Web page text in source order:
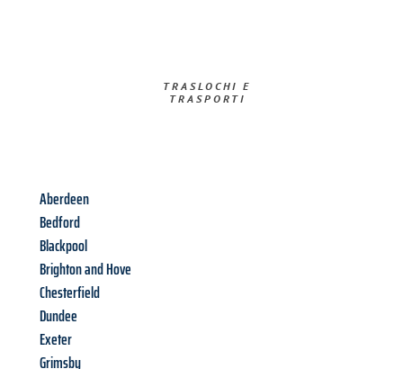
TRASLOCHI E
TRASPORTI​
Aberdeen
Bedford
Blackpool
Brighton and Hove
Chesterfield
Dundee
Exeter
Grimsby